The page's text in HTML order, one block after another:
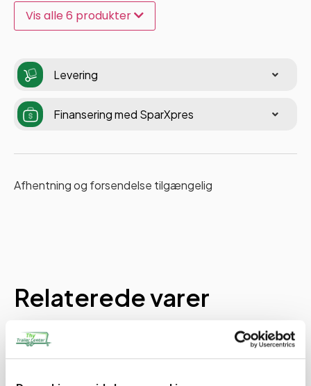
Vis alle 6 produkter
Levering
Finansering med SparXpres
Afhentning og forsendelse tilgængelig
Relaterede varer
PÅ LAGER